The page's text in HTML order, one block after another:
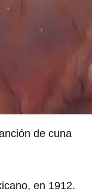
de cuna
en 1912.